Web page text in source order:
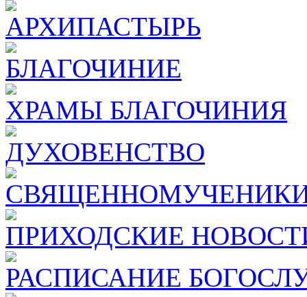
АРХИПАСТЫРЬ
БЛАГОЧИНИЕ
ХРАМЫ БЛАГОЧИНИЯ
ДУХОВЕНСТВО
ПРИХОДСКИЕ
РАСПИСАНИЕ